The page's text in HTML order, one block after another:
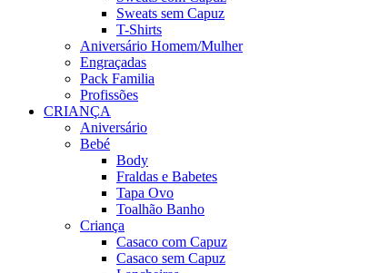
Sweats sem Capuz
T-Shirts
Aniversário Homem/Mulher
Engraçadas
Pack Familia
Profissões
CRIANÇA
Aniversário
Bebé
Body
Fraldas e Babetes
Tapa Ovo
Toalhão Banho
Criança
Casaco com Capuz
Casaco sem Capuz